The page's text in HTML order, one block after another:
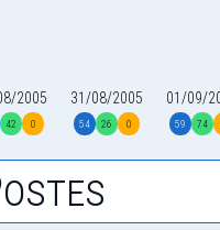
2005
42 0
31/08/2005
54 26 0
01/09/
59 74